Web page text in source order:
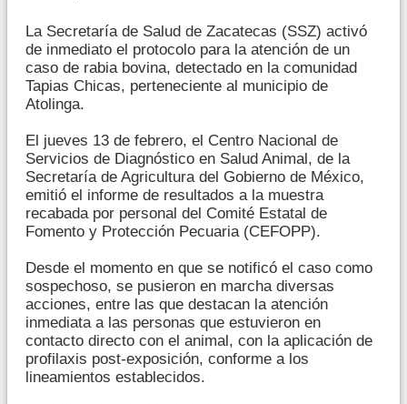
La Secretaría de Salud de Zacatecas (SSZ) activó
de inmediato el protocolo para la atención de un
caso de rabia bovina, detectado en la comunidad
Tapias Chicas, perteneciente al municipio de
Atolinga.
El jueves 13 de febrero, el Centro Nacional de
Servicios de Diagnóstico en Salud Animal, de la
Secretaría de Agricultura del Gobierno de México,
emitió el informe de resultados a la muestra
recabada por personal del Comité Estatal de
Fomento y Protección Pecuaria (CEFOPP).
Desde el momento en que se notificó el caso como
sospechoso, se pusieron en marcha diversas
acciones, entre las que destacan la atención
inmediata a las personas que estuvieron en
contacto directo con el animal, con la aplicación de
profilaxis post-exposición, conforme a los
lineamientos establecidos.